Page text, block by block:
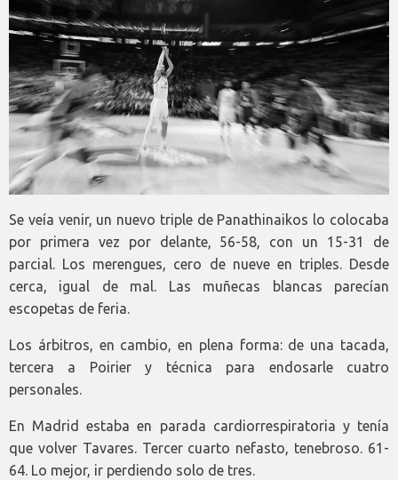
Se veía venir, un nuevo triple de Panathinaikos lo colocaba
por primera vez por delante, 56-58, con un 15-31 de
parcial. Los merengues, cero de nueve en triples. Desde
cerca, igual de mal. Las muñecas blancas parecían
escopetas de feria.
Los árbitros, en cambio, en plena forma: de una tacada,
tercera a Poirier y técnica para endosarle cuatro
personales.
En Madrid estaba en parada cardiorrespiratoria y tenía
que volver Tavares. Tercer cuarto nefasto, tenebroso. 61-
64. Lo mejor, ir perdiendo solo de tres.